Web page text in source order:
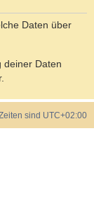
Daten über
deiner Daten
sind UTC+02:00